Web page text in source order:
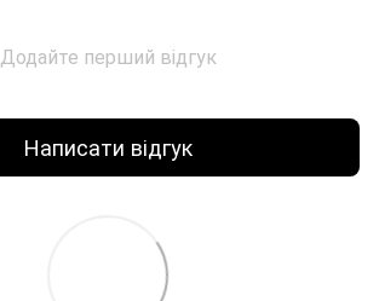
Додайте перший відгук
Написати відгук